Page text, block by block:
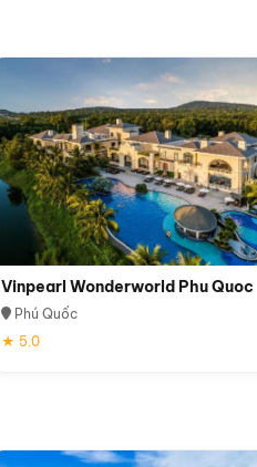
Vinpearl Wonderworld Phu Quoc
Phú Quốc
★ 5.0